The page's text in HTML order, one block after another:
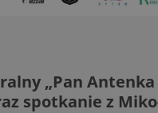
„Pan
spotkanie z